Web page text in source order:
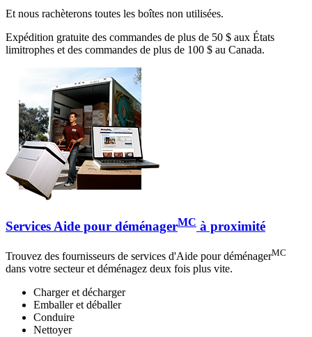
Et nous rachèterons toutes les boîtes non utilisées.
Expédition gratuite des commandes de plus de 50 $ aux États
limitrophes et des commandes de plus de 100 $ au Canada.
Services Aide pour déménagerMC à proximité
Trouvez des fournisseurs de services d'Aide pour déménagerMC
dans votre secteur et déménagez deux fois plus vite.
Charger et décharger
Emballer et déballer
Conduire
Nettoyer